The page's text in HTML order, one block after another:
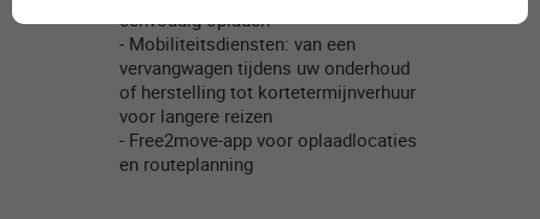
eenvoudig opladen
- Mobiliteitsdiensten: van een
vervangwagen tijdens uw onderhoud
of herstelling tot kortetermijnverhuur
voor langere reizen
- Free2move-app voor oplaadlocaties
en routeplanning